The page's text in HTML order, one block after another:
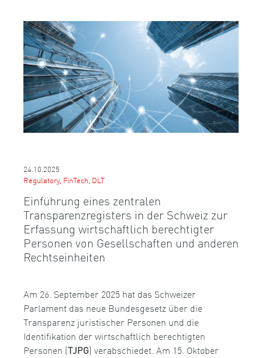
24.10.2025
Regulatory, FinTech, DLT
Einführung eines zentralen
Transparenzregisters in der Schweiz zur
Erfassung wirtschaftlich berechtigter
Personen von Gesellschaften und anderen
Rechtseinheiten
Am 26. September 2025 hat das Schweizer
Parlament das neue Bundesgesetz über die
Transparenz juristischer Personen und die
Identifikation der wirtschaftlich berechtigten
Personen ( TJPG) verabschiedet. Am 15. Oktober